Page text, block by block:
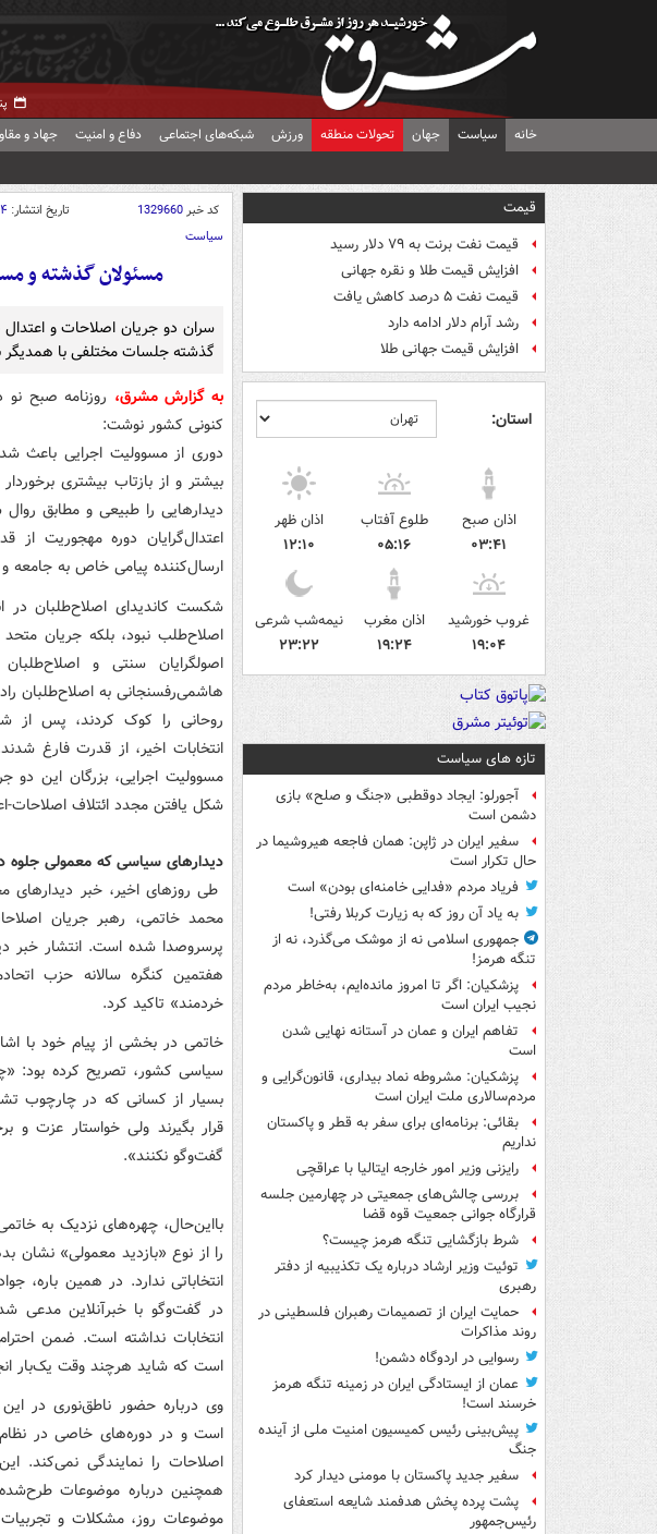
خانه سیاست جهان تحولات منطقه ورزش شبکه‌های اجتماعی دفاع و امنیت جهاد و
قیمت
قیمت نفت برنت به ۷۹ دلار رسید
افزایش قیمت طلا و نقره جهانی
قیمت نفت ۵ درصد کاهش یافت
رشد آرام دلار ادامه دارد
افزایش قیمت جهانی طلا
استان:
اذان صبح
۰۳:۴۱
طلوع آفتاب
۰۵:۱۶
اذان ظهر
۱۲:۱۰
غروب خورشید
۱۹:۰۴
اذان مغرب
۱۹:۲۴
نیمه‌شب شرعی
۲۳:۲۲
تازه های سیاست
آجورلو: ایجاد دوقطبی «جنگ و صلح‌» بازی
دشمن است
سفیر ایران در ژاپن: همان فاجعه هیروشیما در
حال تکرار است
فریاد مردم «فدایی خامنه‌ای بودن» است
به یاد آن روز که به زیارت کربلا رفتی!
جمهوری اسلامی نه از موشک می‌گذرد، نه از
تنگه هرمز!
پزشکیان: اگر تا امروز مانده‌ایم، به‌خاطر مردم
نجیب ایران است
تفاهم ایران و عمان در آستانه نهایی شدن
است
پزشکیان: مشروطه نماد بیداری، قانون‌گرایی و
مردم‌سالاری ملت ایران است
بقائی: برنامه‌ای برای سفر به قطر و پاکستان
نداریم
رایزنی وزیر امور خارجه ایتالیا با عراقچی
بررسی چالش‌های جمعیتی در چهارمین جلسه
قرارگاه جوانی جمعیت قوه قضا
شرط بازگشایی تنگه هرمز چیست؟
توئیت وزیر ارشاد درباره یک تکذیبیه از دفتر
رهبری
حمایت ایران از تصمیمات رهبران فلسطینی در
روند مذاکرات
رسوایی در اردوگاه دشمن!
عمان از ایستادگی ایران در زمینه تنگه هرمز
خرسند است!
پیش‌بینی رئیس کمیسیون امنیت ملی از آینده
جنگ
سفیر جدید پاکستان با مومنی دیدار کرد
پشت پرده پخش هدفمند شایعه استعفای
رئیس‌جمهور
کد خبر1329660 تاریخ انتشار: ۴ بهمن ۱۴۰۰ - ۰۸:۳۴
سیاست
مسئولان گذشته و
سران دو جریان اصلاحات و
گذشته جلسات مختلفی با همدیگر
به گزارش مشرق، روزنامه صبح
کنونی کشور نوشت:
دوری از مسوولیت اجرایی باعث
بیشتر و از بازتاب بیشتری
دیدارهایی را طبیعی و مطابق
اعتدال‌گرایان دوره مهجوریت
ارسال‌کننده پیامی خاص به
اصلاح‌طلب نبود، بلکه جریان
هاشمی‌رفسنجانی به اصلاح‌طلبان
روحانی را کوک کردند، پس از
انتخابات اخیر، از قدرت فارغ
مسوولیت اجرایی، بزرگان این دو
شکل یافتن مجدد ائتلاف اصلاحات-
دیدارهای سیاسی که معمولی جلوه
طی روزهای اخیر، خبر
محمد خاتمی، رهبر جریان
پرسروصدا شده است. انتشار خبر
هفتمین کنگره سالانه حزب
خردمند» تاکید کرد.
خاتمی در بخشی از پیام خود با
سیاسی کشور، تصریح کرده بود:
بسیار از کسانی که در چارچوب
قرار بگیرند ولی خواستار عزت و
گفت‌وگو نکنند».
بااین‌حال، چهره‌های نزدیک به
را از نوع «بازدید معمولی» نشان
انتخاباتی ندارد. در همین
در گفت‌وگو با خبرآنلاین مدعی
انتخابات نداشته است. ضمن
است که شاید هرچند وقت یک‌بار
وی درباره حضور ناطق‌نوری در
است و در دوره‌های خاصی در
اصلاحات را نمایندگی نمی‌کند.
همچنین درباره موضوعات
موضوعات روز،‌ مشکلات و